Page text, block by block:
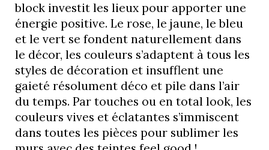
block investit les lieux pour apporter une
énergie positive. Le rose, le jaune, le bleu
et le vert se fondent naturellement dans
le décor, les couleurs s’adaptent à tous les
styles de décoration et insufflent une
gaieté résolument déco et pile dans l’air
du temps. Par touches ou en total look, les
couleurs vives et éclatantes s’immiscent
dans toutes les pièces pour sublimer les